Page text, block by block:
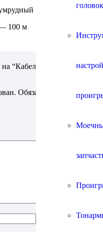
— 100 м
“Кабель Neotech NES-
Обязательные поля